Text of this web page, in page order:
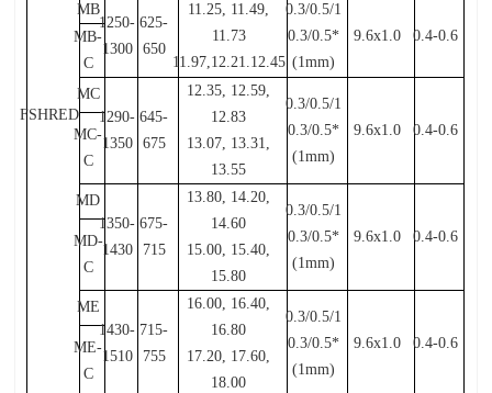
FSHRED
MB
1250-
1300
625-
650
11.25, 11.49,
11.73
11.97,12.21.12.45
0.3/0.5/1
0.3/0.5*
(1mm)
9.6x1.0 0.4-0.6
MB-
C
MC
1290-
1350
645-
675
12.35, 12.59,
12.83
13.07, 13.31,
13.55
0.3/0.5/1
0.3/0.5*
(1mm)
9.6x1.0 0.4-0.6
MC-
C
MD
1350-
1430
675-
715
13.80, 14.20,
14.60
15.00, 15.40,
15.80
0.3/0.5/1
0.3/0.5*
(1mm)
9.6x1.0 0.4-0.6
MD-
C
ME
1430-
1510
715-
755
16.00, 16.40,
16.80
17.20, 17.60,
18.00
0.3/0.5/1
0.3/0.5*
(1mm)
9.6x1.0 0.4-0.6
ME-
C